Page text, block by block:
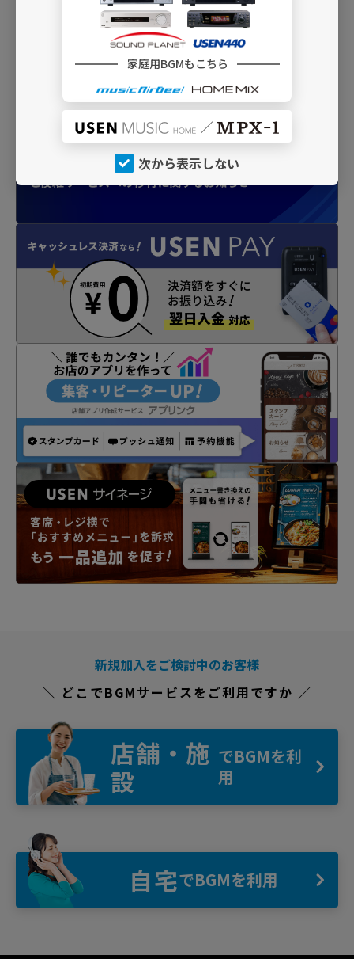
を演出
新規加入をご検討中のお客様
＼ どこでBGMサービスをご利用ですか ／
店舗・施
設
でBGMを利
用
自宅でBGMを利用
家庭用BGMもこちら
次から表示しない